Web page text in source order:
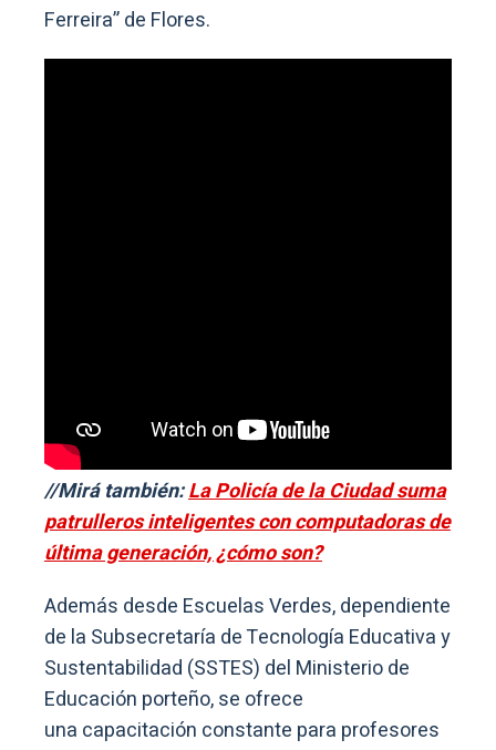
Ferreira” de Flores.
//Mirá también:La Policía de la Ciudad suma
patrulleros inteligentes con computadoras de
última generación, ¿cómo son?
Además desde Escuelas Verdes, dependiente
de la Subsecretaría de Tecnología Educativa y
Sustentabilidad (SSTES) del Ministerio de
Educación porteño, se ofrece
una capacitación constante para profesores